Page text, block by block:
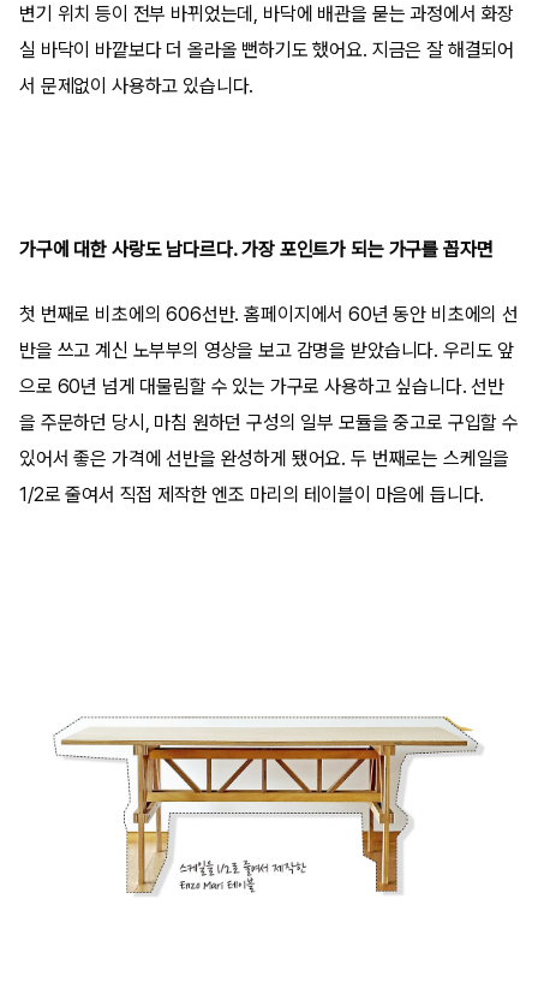
변기 위치 등이 전부 바뀌었는데 바닥에 배관을 묻는 과정에서 화장
실 바닥이 바깥보다 더 올라올 뻔하기도 했어요. 지금은 잘 해결되어
서 문제없이 사용하고 있습니다.
가구에 대한 사랑도 남다르다.가장 포인트가 되는 가구를 꼽자면
첫 번째로 비초에의606선반.홈페이지에서60년 동안 비초에의 선
반을 쓰고 계신 노부부의 영상을 보고 감명을 받았습니다. 우리도 앞
으로 60년 넘게 대물림할 수 있는 가구로 사용하고 싶습니다.선반
을 주문하던 당시
마침 원하던 구성의 일부 모듈을 중고로 구입할 수
있어서 좋은 가격에 선반을 완성하게 됐어요.두 번째로는 스케일을
1/2로 줄여서 직접 제작한 엔조 마리의 테이블이 마음에 듭니다.